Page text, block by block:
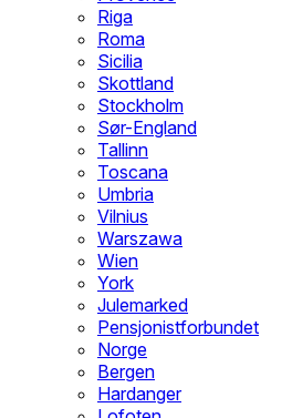
Riga
Roma
Sicilia
Skottland
Stockholm
Sør-England
Tallinn
Toscana
Umbria
Vilnius
Warszawa
Wien
York
Julemarked
Pensjonistforbundet
Norge
Bergen
Hardanger